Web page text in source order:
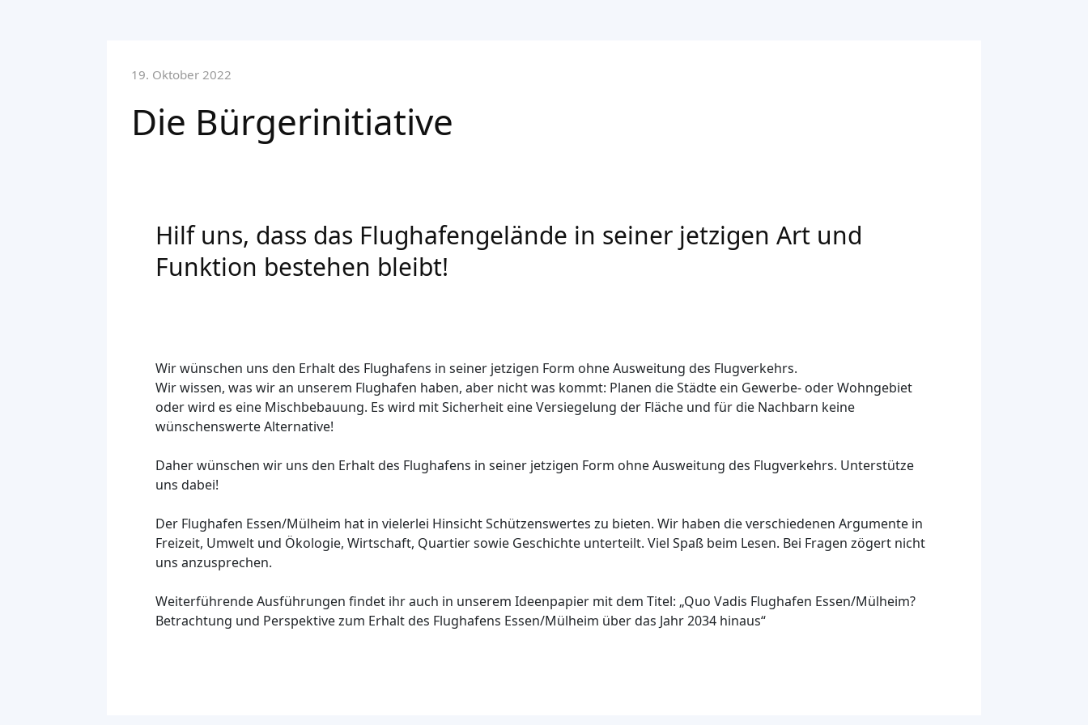
19. Oktober 2022
Die Bürgerinitiative
Hilf uns, dass das Flughafengelände in seiner jetzigen Art und
Funktion bestehen bleibt!
Wir wünschen uns den Erhalt des Flughafens in seiner jetzigen Form ohne Ausweitung des Flugverkehrs.
Wir wissen, was wir an unserem Flughafen haben, aber nicht was kommt: Planen die Städte ein Gewerbe- oder Wohngebiet
oder wird es eine Mischbebauung. Es wird mit Sicherheit eine Versiegelung der Fläche und für die Nachbarn keine
wünschenswerte Alternative!
Daher wünschen wir uns den Erhalt des Flughafens in seiner jetzigen Form ohne Ausweitung des Flugverkehrs. Unterstütze
uns dabei!
Der Flughafen Essen/Mülheim hat in vielerlei Hinsicht Schützenswertes zu bieten. Wir haben die verschiedenen Argumente in
Freizeit, Umwelt und Ökologie, Wirtschaft, Quartier sowie Geschichte unterteilt. Viel Spaß beim Lesen. Bei Fragen zögert nicht
uns anzusprechen.
Weiterführende Ausführungen findet ihr auch in unserem Ideenpapier mit dem Titel: „Quo Vadis Flughafen Essen/Mülheim?
Betrachtung und Perspektive zum Erhalt des Flughafens Essen/Mülheim über das Jahr 2034 hinaus“